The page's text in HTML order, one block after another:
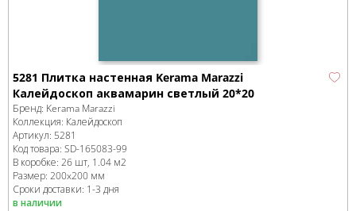
5281 Плитка настенная Kerama Marazzi
Калейдоскоп аквамарин светлый 20*20
Бренд: Kerama Marazzi
Коллекция: Калейдоскоп
Артикул: 5281
Код товара: SD-165083-99
В коробке: 26 шт, 1.04 м2
Размер: 200x200 мм
Сроки доставки: 1-3 дня
в наличии